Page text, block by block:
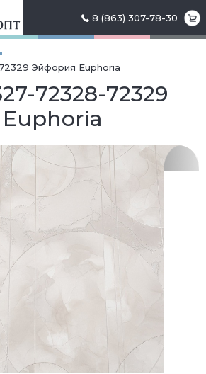
8 (863) 307-78-30
Эйфория Euphoria
72328-72329